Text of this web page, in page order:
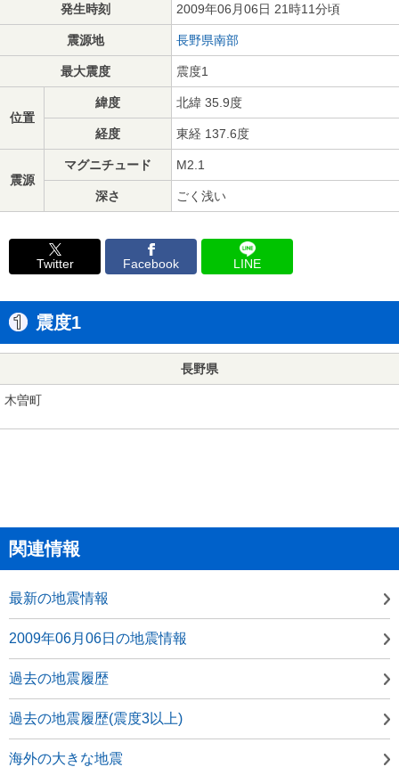
発生時刻 2009年06月06日 21時11分頃
震源地 長野県南部
最大震度 震度1
位置
緯度 北緯 35.9度
経度 東経 137.6度
震源
マグニチュード M2.1
深さ ごく浅い
Twitter Facebook LINE
震度1
長野県
木曽町
関連情報
最新の地震情報
2009年06月06日の地震情報
過去の地震履歴
過去の地震履歴(震度3以上)
海外の大きな地震